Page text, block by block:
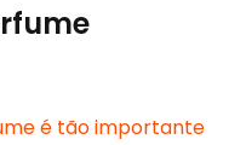
é tão importante